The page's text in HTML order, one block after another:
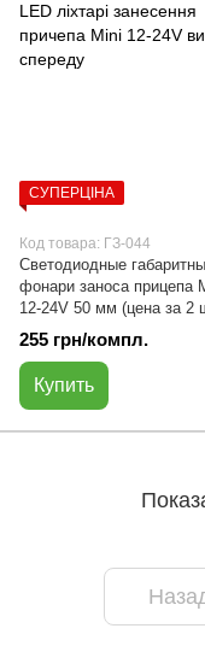
СУПЕРЦІНА
Код товара: ГЗ-044
Светодиодные
фонари заноса прицепа
12-24V 50 мм (цена за 2
ГЗ-044
255 грн/компл.
Купить